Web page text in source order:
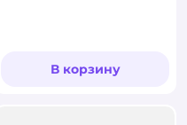
В корзину